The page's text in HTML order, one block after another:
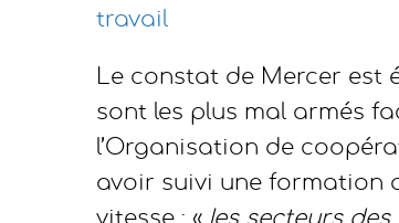
travail
Le constat de Mercer est
sont les plus mal armés
l’Organisation de
avoir suivi une formation
vitesse : « les secteurs